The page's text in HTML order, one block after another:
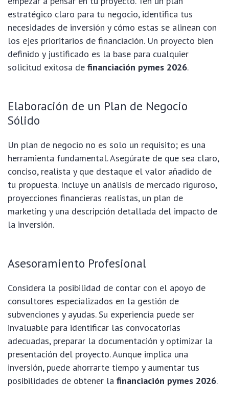
estratégico claro para tu negocio, identifica tus
necesidades de inversión y cómo estas se alinean con
los ejes prioritarios de financiación. Un proyecto bien
definido y justificado es la base para cualquier
solicitud exitosa de financiación pymes 2026.
Elaboración de un Plan de Negocio
Sólido
Un plan de negocio no es solo un requisito; es una
herramienta fundamental. Asegúrate de que sea claro,
conciso, realista y que destaque el valor añadido de
tu propuesta. Incluye un análisis de mercado riguroso,
proyecciones financieras realistas, un plan de
marketing y una descripción detallada del impacto de
la inversión.
Asesoramiento Profesional
Considera la posibilidad de contar con el apoyo de
consultores especializados en la gestión de
subvenciones y ayudas. Su experiencia puede ser
invaluable para identificar las convocatorias
adecuadas, preparar la documentación y optimizar la
presentación del proyecto. Aunque implica una
inversión, puede ahorrarte tiempo y aumentar tus
posibilidades de obtener la financiación pymes 2026.